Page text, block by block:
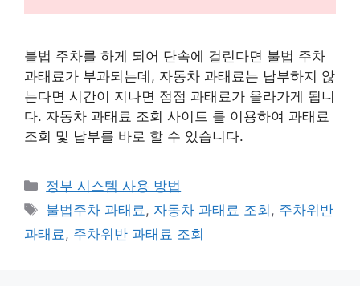
불법 주차를 하게 되어 단속에 걸린다면 불법 주차
과태료가 부과되는데, 자동차 과태료는 납부하지 않
는다면 시간이 지나면 점점 과태료가 올라가게 됩니
다. 자동차 과태료 조회 사이트 를 이용하여 과태료
조회 및 납부를 바로 할 수 있습니다.
카
테
리
정부 시스템 사용 방법
태
그
불법주차 과태료, 자동차 과태료 조회 , 주차위반
과태료, 주차위반 과태료 조회